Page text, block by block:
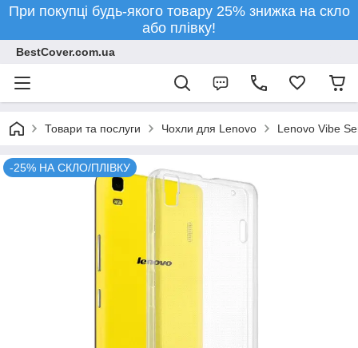
При покупці будь-якого товару 25% знижка на скло
або плівку!
BestCover.com.ua
Товари та послуги Чохли для Lenovo Lenovo Vibe
-25% НА СКЛО/ПЛІВКУ